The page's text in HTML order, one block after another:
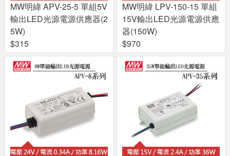
MW明緯 APV-25-5 單組5V
輸出LED光源電源供應器(2
5W)
$315
MW明緯 LPV-150-15 單組
15V輸出LED光源電源供應
器(150W)
$970